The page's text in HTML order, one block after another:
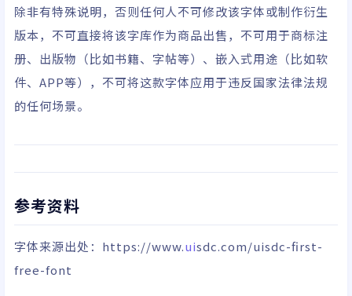
除非有特殊说明，否则任何人不可修改该字体或制作衍生
版本，不可直接将该字库作为商品出售，不可用于商标注
册、出版物（比如书籍、字帖等）、嵌入式用途（比如软
件、APP等），不可将这款字体应用于违反国家法律法规
的任何场景。
参考资料
字体来源出处： https://www.uisdc.com/uisdc-first-
free-font